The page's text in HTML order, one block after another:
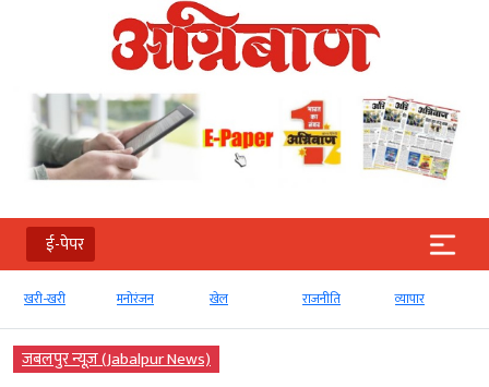
ई-पेपर
मनोरंजन खेल राजनीति व्‍यापार टेक्‍नोलॉजी
जबलपुर न्यूज़ (Jabalpur News)